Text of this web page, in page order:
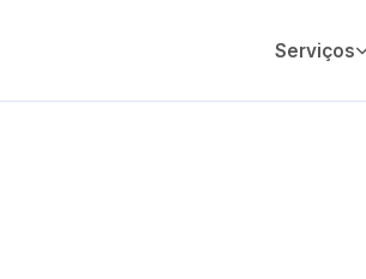
Serviços